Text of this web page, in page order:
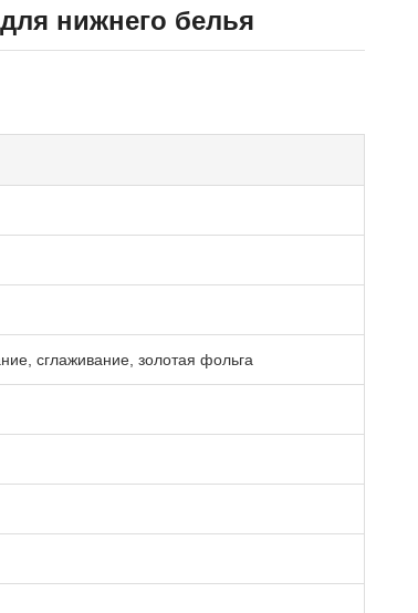
нижнего белья
сглаживание, золотая фольга